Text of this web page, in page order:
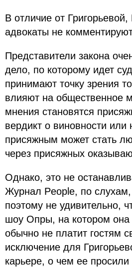
В отличие от
адвокаты не
Представители закона
дело, по которому идет
принимают точку зрения
влияют на общественное
мнения становятся
вердикт о виновности или
присяжным может стать
через присяжных
Однако, это не
Журнал People, по
поэтому не удивительно,
шоу Опры, на котором она
обычно не платит гостям
исключение для
карьере, о чем ее